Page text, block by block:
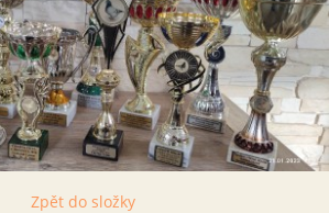
Zpět do složky